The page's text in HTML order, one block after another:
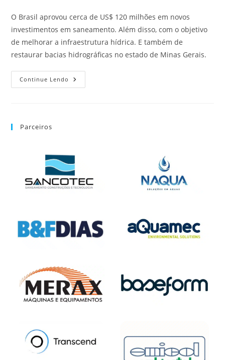
O Brasil aprovou cerca de US$ 120 milhões em novos
investimentos em saneamento. Além disso, com o objetivo
de melhorar a infraestrutura hídrica. E também de
restaurar bacias hidrográficas no estado de Minas Gerais.
Continue Lendo
Parceiros